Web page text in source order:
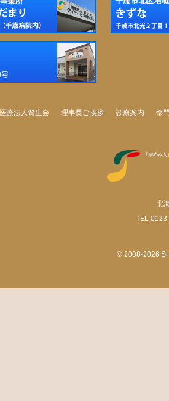
医療法人資生会 理事長ご挨拶 診療案内 部
北
TEL
© 2008-2026